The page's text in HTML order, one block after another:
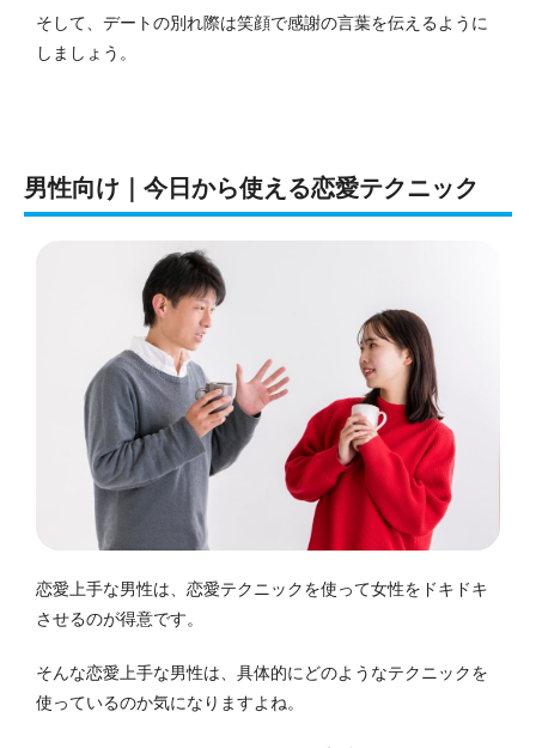
そして、デートの別れ際は笑顔で感謝の言葉を伝えるように
しましょう。
男性向け｜今日から使える恋愛テクニック
恋愛上手な男性は、恋愛テクニックを使って女性をドキドキ
させるのが得意です。
そんな恋愛上手な男性は、具体的にどのようなテクニックを
使っているのか気になりますよね。